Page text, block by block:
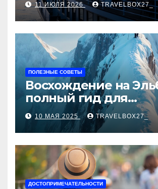
11 ИЮЛЯ 2026 TRAVELBOX27_
ПОЛЕЗНЫЕ СОВЕТЫ
Восхождение на
полный гид для
покорителя
вершины Европы
10 МАЯ 2025 TRAVELBOX27_
ДОСТОПРИМЕЧАТЕЛЬНОСТИ